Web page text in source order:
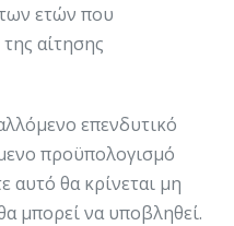
ετών που
αίτησης
επενδυτικό
προϋπολογισμό
αυτό θα κρίνεται μη
μπορεί να υποβληθεί.